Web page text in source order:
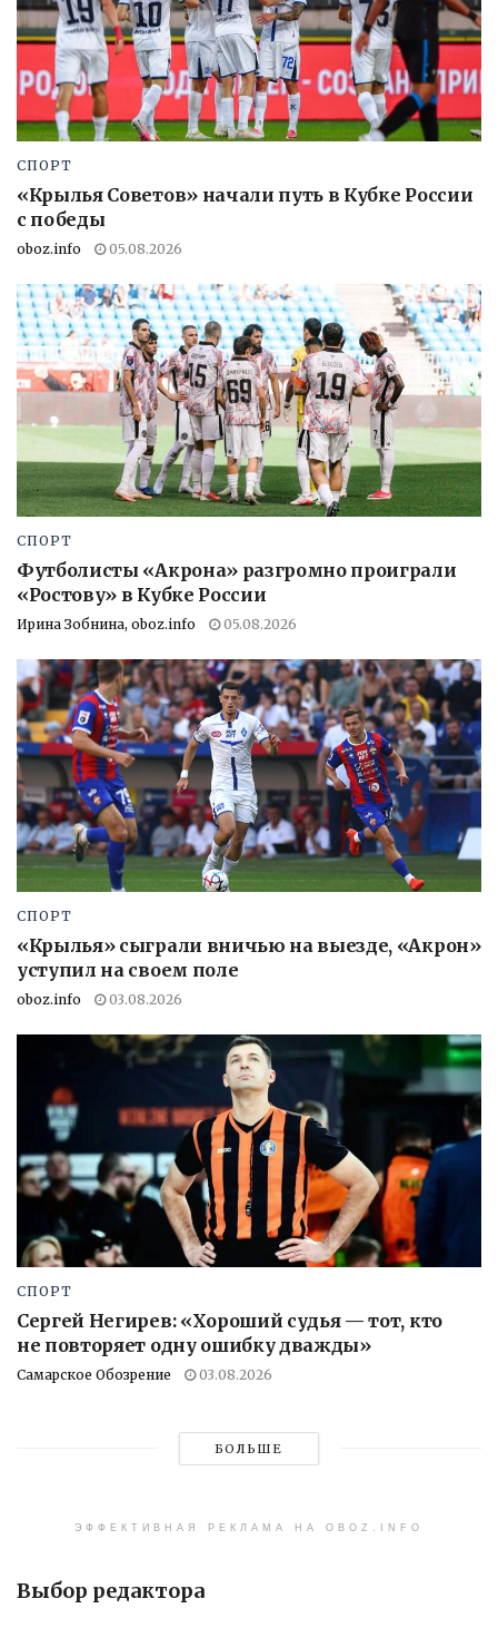
СПОРТ
«Крылья Советов» начали путь в Кубке России
с победы
oboz.info 05.08.2026
СПОРТ
Футболисты «Акрона» разгромно проиграли
«Ростову» в Кубке России
Ирина Зобнина, oboz.info 05.08.2026
СПОРТ
«Крылья» сыграли вничью на выезде, «Акрон»
уступил на своем поле
oboz.info 03.08.2026
СПОРТ
Сергей Негирев: «Хороший судья — тот, кто
не повторяет одну ошибку дважды»
Самарское Обозрение 03.08.2026
БОЛЬШЕ
ЭФФЕКТИВНАЯ РЕКЛАМА НА OBOZ.INFO
Выбор редактора